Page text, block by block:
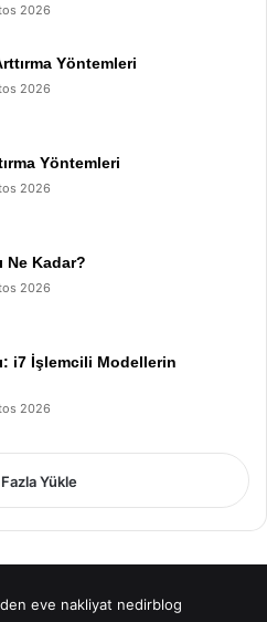
2026
Yöntemleri
2026
Yöntemleri
2026
Ne Kadar?
2026
i7 İşlemcili Modellerin
2026
Yükle
eve nakliyat nedirblog